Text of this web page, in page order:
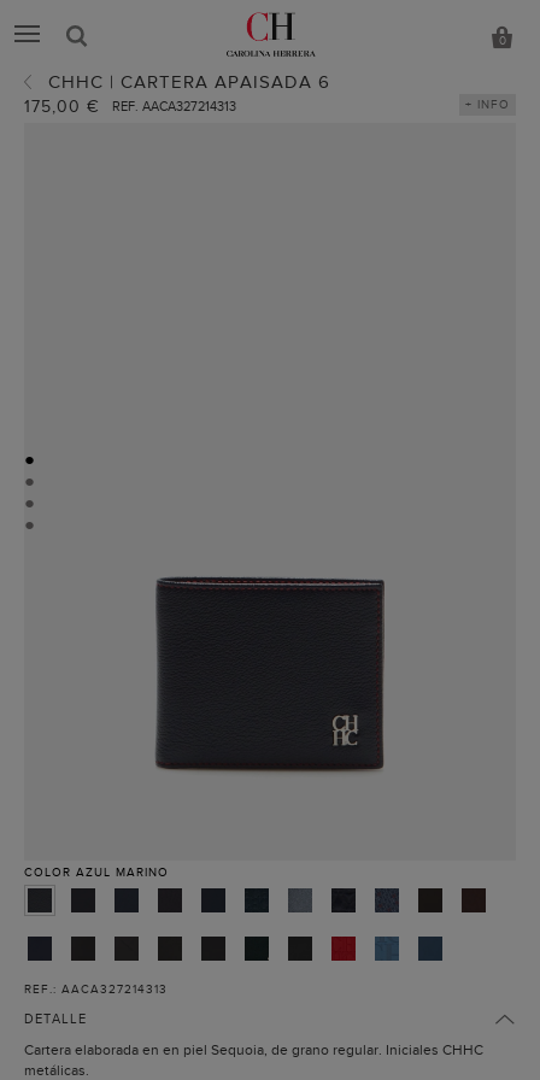
0
CHHC | CARTERA APAISADA 6
175,00 € REF. AACA327214313 + INFO
●
●
●
●
COLOR AZUL MARINO
REF.: AACA327214313
DETALLE
Cartera elaborada en en piel Sequoia, de grano regular. Iniciales CHHC
metálicas.